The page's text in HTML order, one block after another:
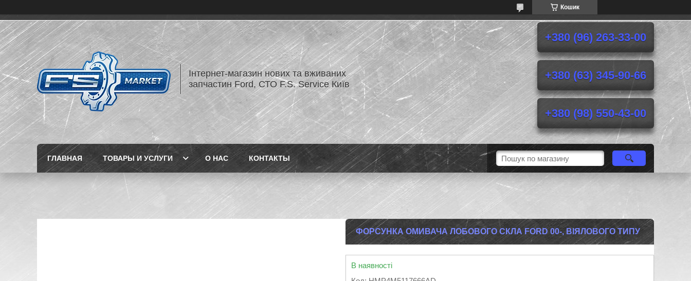
Кошик
Інтернет-магазин нових та вживаних
запчастин Ford, СТО F.S. Service Київ
+380 (96) 263-33-00
+380 (63) 345-90-66
+380 (98) 550-43-00
ГЛАВНАЯ ТОВАРЫ И УСЛУГИ О НАС КОНТАКТЫ
ФОРСУНКА ОМИВАЧА ЛОБОВОГО СКЛА FORD 00-, ВІЯЛОВОГО ТИПУ
В наявності